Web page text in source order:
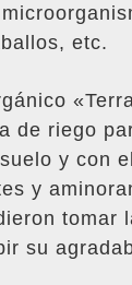
etc.
de riego
y con
y
tomar
su